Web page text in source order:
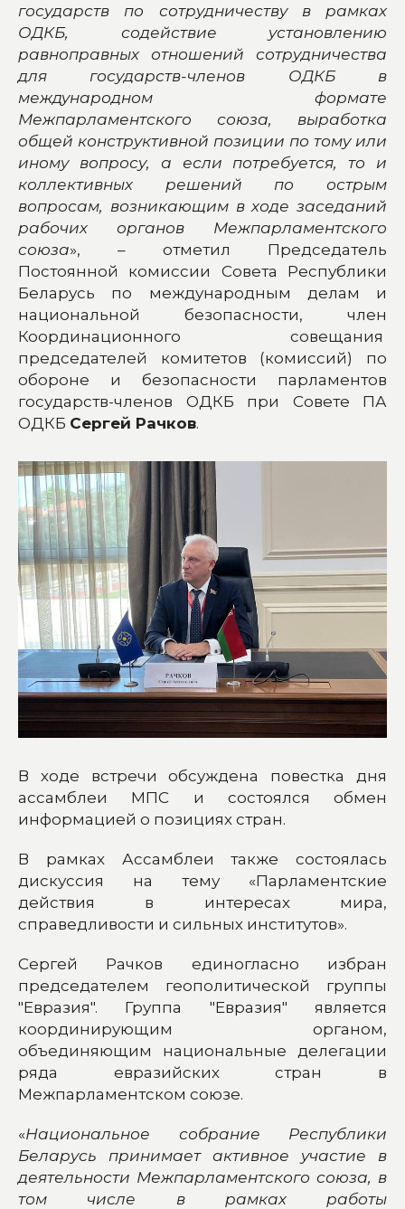
государств по сотрудничеству в рамках
ОДКБ, содействие установлению
равноправных отношений сотрудничества
для государств-членов ОДКБ в
международном формате
Межпарламентского союза, выработка
общей конструктивной позиции по тому или
иному вопросу, а если потребуется, то и
коллективных решений по острым
вопросам, возникающим в ходе заседаний
рабочих органов Межпарламентского
союза», – отметил Председатель
Постоянной комиссии Совета Республики
Беларусь по международным делам и
национальной безопасности, член
Координационного совещания
председателей комитетов (комиссий) по
обороне и безопасности парламентов
государств-членов ОДКБ при Совете ПА
ОДКБ Сергей Рачков.
В ходе встречи обсуждена повестка дня
ассамблеи МПС и состоялся обмен
информацией о позициях стран.
В рамках Ассамблеи также состоялась
дискуссия на тему «Парламентские
действия в интересах мира,
справедливости и сильных институтов».
Сергей Рачков единогласно избран
председателем геополитической группы
"Евразия". Группа "Евразия" является
координирующим органом,
объединяющим национальные делегации
ряда евразийских стран в
Межпарламентском союзе.
«Национальное собрание Республики
Беларусь принимает активное участие в
деятельности Межпарламентского союза, в
том числе в рамках работы